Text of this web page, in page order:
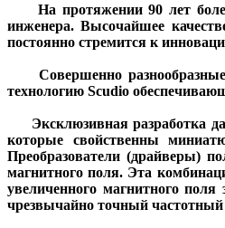
На протяжении 90 лет более
инженера. Высочайшее
постоянно стремится к
Совершенно разнообразные
технологию Scudio
Эксклюзивная разработка
которые свойственны
Преобразователи (драйверы)
магнитного поля. Эта
увеличенного магнитного
чрезвычайно точный